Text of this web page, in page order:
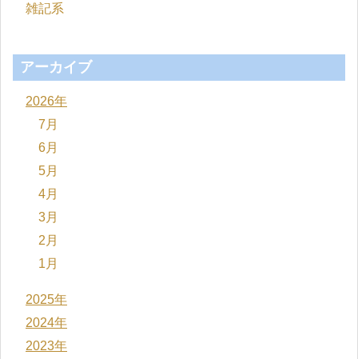
雑記系
アーカイブ
2026年
7月
6月
5月
4月
3月
2月
1月
2025年
2024年
2023年